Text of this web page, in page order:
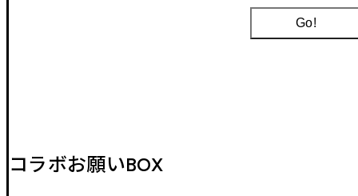
Go!
コラボお願いBOX